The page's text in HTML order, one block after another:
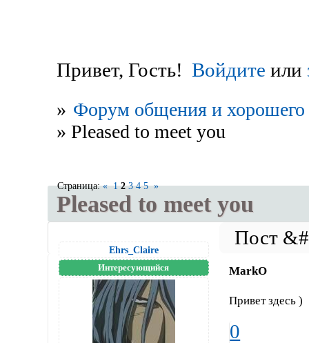
Привет, Гость! Войдите или
» Форум общения и хорошего
» Pleased to meet you
Pleased to meet you
Страница:« 1 2 3 4 5 »
Ehrs_Claire
Интересующийся MarkO
Привет здесь )
0